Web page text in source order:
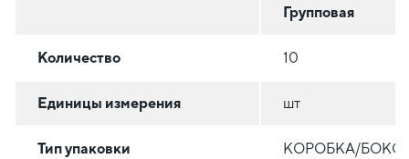
Групповая
Количество 10
Единицы измерения шт
Тип упаковки КОРОБКА/БОКС